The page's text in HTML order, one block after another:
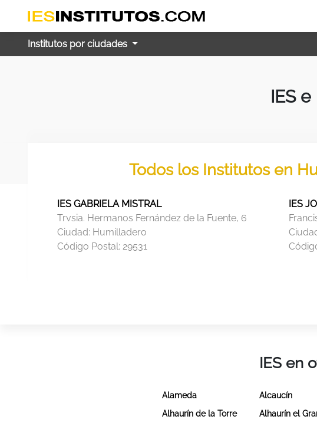
Institutos por ciudades
IES
Todos los Institutos en
IES GABRIELA MISTRAL
Trvsia. Hermanos Fernández de la Fuente, 6
Ciudad: Humilladero
Código Postal: 29531
IES
IES en
Alameda Alcaucín
Alhaurín de la Torre
Alhaurín el